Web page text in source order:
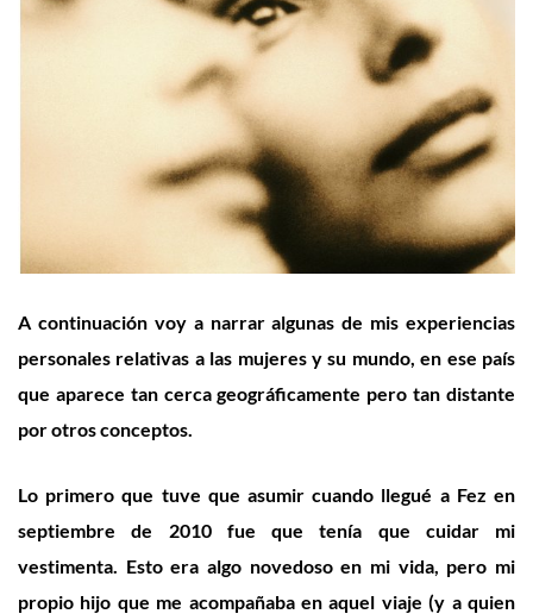
A continuación voy a narrar algunas de mis experiencias
personales relativas a las mujeres y su mundo, en ese país
que aparece tan cerca geográficamente pero tan distante
por otros conceptos.
Lo primero que tuve que asumir cuando llegué a Fez en
septiembre de 2010 fue que tenía que cuidar mi
vestimenta. Esto era algo novedoso en mi vida, pero mi
propio hijo que me acompañaba en aquel viaje (y a quien